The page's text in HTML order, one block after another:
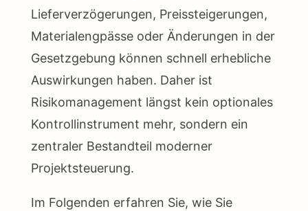
Lieferverzögerungen, Preissteigerungen,
Materialengpässe oder Änderungen in der
Gesetzgebung können schnell erhebliche
Auswirkungen haben. Daher ist
Risikomanagement längst kein optionales
Kontrollinstrument mehr, sondern ein
zentraler Bestandteil moderner
Projektsteuerung.
Im Folgenden erfahren Sie, wie Sie